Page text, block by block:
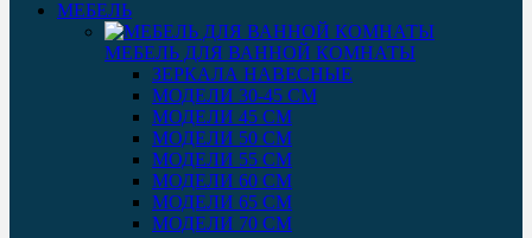
МЕБЕЛЬ
МЕБЕЛЬ ДЛЯ ВАННОЙ КОМНАТЫ
ЗЕРКАЛА НАВЕСНЫЕ
МОДЕЛИ 30-45 СМ
МОДЕЛИ 45 СМ
МОДЕЛИ 50 СМ
МОДЕЛИ 55 СМ
МОДЕЛИ 60 СМ
МОДЕЛИ 65 СМ
МОДЕЛИ 70 СМ